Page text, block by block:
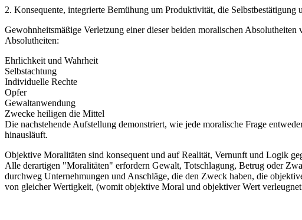
2. Konsequente, integrierte Bemühung um Produktivität, die Selbstbestätigung
Gewohnheitsmäßige Verletzung einer dieser beiden moralischen
Absolutheiten:
Ehrlichkeit und Wahrheit
Selbstachtung
Individuelle Rechte
Opfer
Gewaltanwendung
Zwecke heiligen die Mittel
Die nachstehende Aufstellung demonstriert, wie jede moralische Frage
hinausläuft.
Objektive Moralitäten sind konsequent und auf Realität, Vernunft und Logik
Alle derartigen "Moralitäten" erfordern Gewalt, Totschlagung, Betrug oder
durchweg Unternehmungen und Anschläge, die den Zweck haben, die
von gleicher Wertigkeit, (womit objektive Moral und objektiver Wert